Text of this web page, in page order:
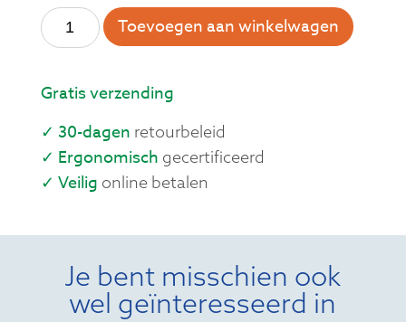
Toevoegen aan winkelwagen
Gratis verzending
✓ 30-dagen retourbeleid
✓ Ergonomisch gecertificeerd
✓ Veilig online betalen
Je bent misschien ook
wel geïnteresseerd in